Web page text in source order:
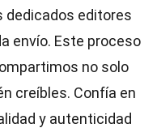
dedicados editores
envío. Este proceso
no solo
creíbles. Confía en
y autenticidad